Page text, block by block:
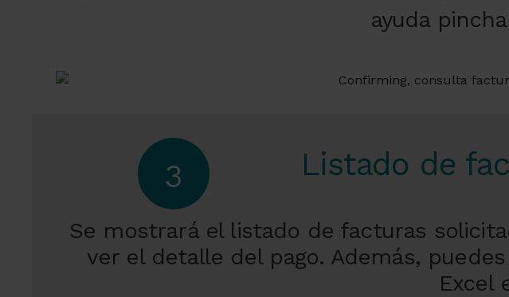
ayuda
3 Listado de
Se mostrará el listado de facturas
ver el detalle del pago. Además,
Excel